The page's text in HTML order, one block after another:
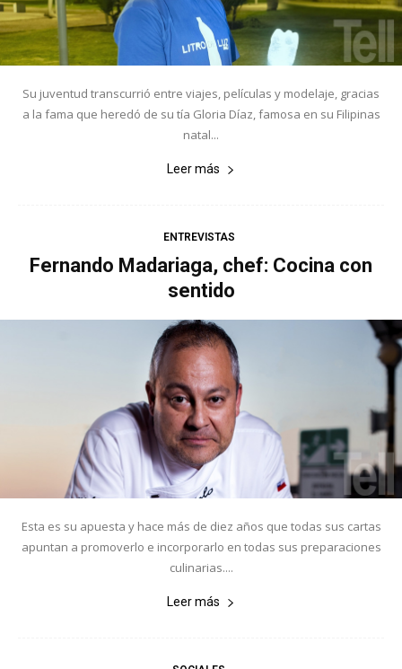
Su juventud transcurrió entre viajes, películas y modelaje, gracias
a la fama que heredó de su tía Gloria Díaz, famosa en su Filipinas
natal...
Leer más
ENTREVISTAS
Fernando Madariaga, chef: Cocina con
sentido
Esta es su apuesta y hace más de diez años que todas sus cartas
apuntan a promoverlo e incorporarlo en todas sus preparaciones
culinarias....
Leer más